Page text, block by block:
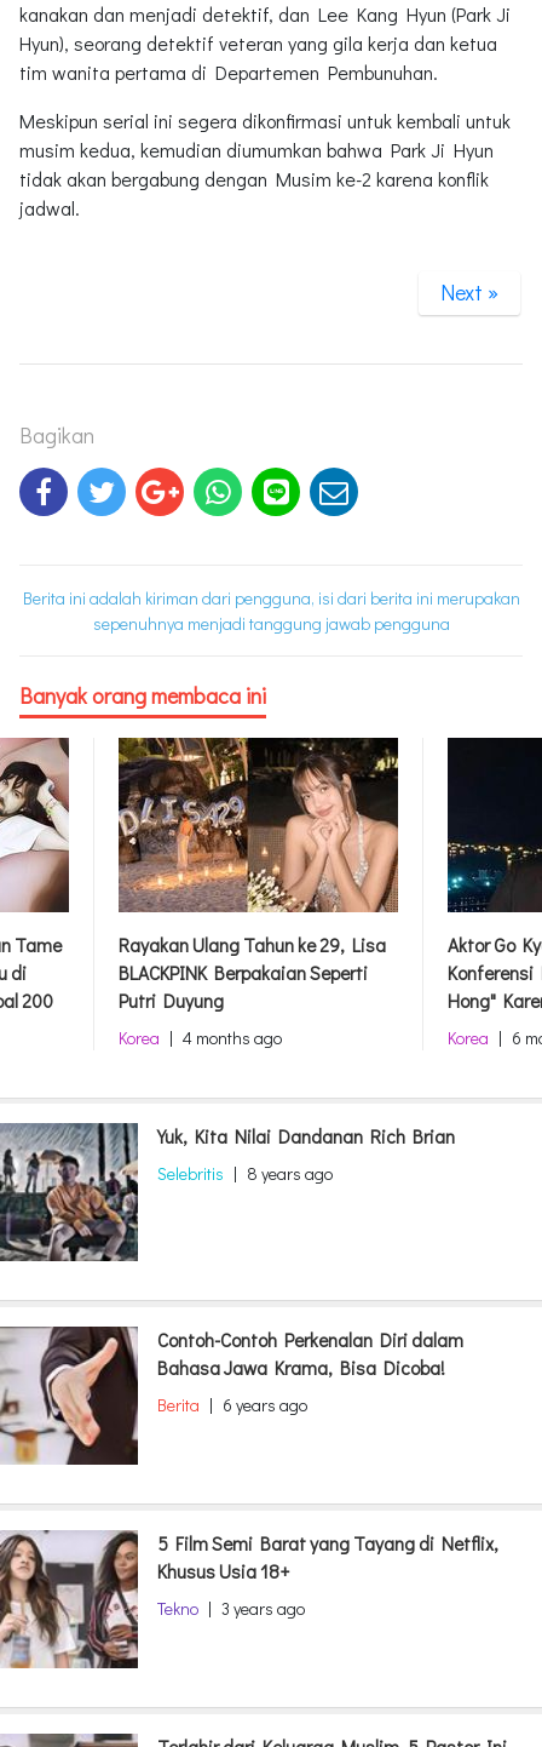
kanakan dan menjadi detektif, dan Lee Kang Hyun (Park Ji
Hyun), seorang detektif veteran yang gila kerja dan ketua
tim wanita pertama di Departemen Pembunuhan.
Meskipun serial ini segera dikonfirmasi untuk kembali untuk
musim kedua, kemudian diumumkan bahwa Park Ji Hyun
tidak akan bergabung dengan Musim ke-2 karena konflik
jadwal.
Next »
Bagikan
Berita ini adalah kiriman dari pengguna, isi dari berita ini merupakan
sepenuhnya menjadi tanggung jawab pengguna
Banyak orang membaca ini
Tame
di
200
Rayakan Ulang Tahun ke 29, Lisa
BLACKPINK Berpakaian Seperti
Putri Duyung
Korea | 4 months ago
Aktor Go
Konferensi
Hong"
Korea | 6
Yuk, Kita Nilai Dandanan Rich Brian
Selebritis | 8 years ago
Contoh-Contoh Perkenalan Diri dalam
Bahasa Jawa Krama, Bisa Dicoba!
Berita | 6 years ago
5 Film Semi Barat yang Tayang di Netflix,
Khusus Usia 18+
Tekno | 3 years ago